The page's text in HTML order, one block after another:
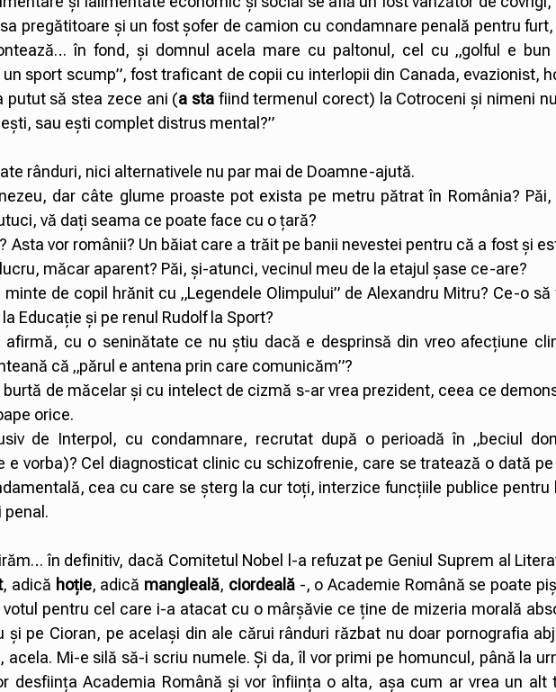
pregătitoare și un fost șofer de camion cu condamnare penală pentru
în fond, și domnul acela mare cu paltonul, cel cu „golful e bun
sport scump”, fost traficant de copii cu interlopii din Canada, evazionist,
putut să stea zece ani (a sta fiind termenul corect) la Cotroceni și nimeni
sau ești complet distrus mental?”
rânduri, nici alternativele nu par mai de Doamne-ajută.
dar câte glume proaste pot exista pe metru pătrat în România? Păi,
vă dați seama ce poate face cu o țară?
Asta vor românii? Un băiat care a trăit pe banii nevestei pentru că a fost și
măcar aparent? Păi, și-atunci, vecinul meu de la etajul șase ce-are?
de copil hrănit cu „Legendele Olimpului” de Alexandru Mitru? Ce-o să
Educație și pe renul Rudolf la Sport?
cu o seninătate ce nu știu dacă e desprinsă din vreo afecțiune
că „părul e antena prin care comunicăm”?
de măcelar și cu intelect de cizmă s-ar vrea prezident, ceea ce
orice.
de Interpol, cu condamnare, recrutat după o perioadă în „beciul
e vorba)? Cel diagnosticat clinic cu schizofrenie, care se tratează o dată pe
cea cu care se șterg la cur toți, interzice funcțiile publice pentru
în definitiv, dacă Comitetul Nobel l-a refuzat pe Geniul Suprem al
, adică hoție, adică mangleală, ciordeală -, o Academie Română se poate
pentru cel care i-a atacat cu o mârșăvie ce ține de mizeria morală
și pe Cioran, pe același din ale cărui rânduri răzbat nu doar pornografia
Mi-e silă să-i scriu numele. Și da, îl vor primi pe homuncul, până la
desființa Academia Română și vor înființa o alta, așa cum ar vrea un alt